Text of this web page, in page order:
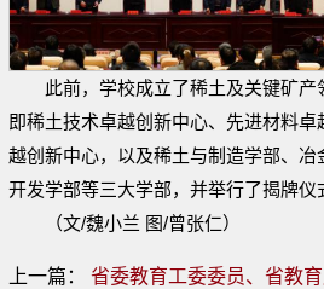
此前，学校成立了稀土及关键矿产
即稀土技术卓越创新中心、先进材料
越创新中心，以及稀土与制造学部、
开发学部等三大学部，并举行了揭牌仪
（文/魏小兰 图/曾张仁）
上一篇： 省委教育工委委员、省教